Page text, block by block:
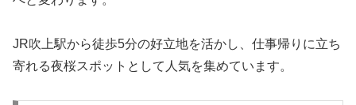
JR吹上駅から徒歩5分の好立地を活かし、仕事帰りに立ち
寄れる夜桜スポットとして人気を集めています。